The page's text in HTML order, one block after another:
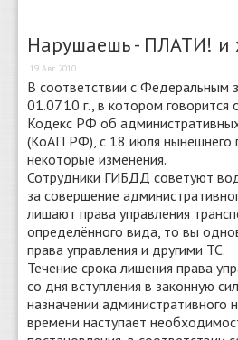
Справочник
Погода
О сайте
Нарушаешь - ПЛАТИ! и
19 Авг 2010
В соответствии с
01.07.10 г., в котором говорится
Кодекс РФ об
(КоАП РФ), с 18 июля нынешнего
некоторые изменения.
Сотрудники ГИБДД советуют
за совершение
лишают права управления
определённого вида, то вы
права управления и другими ТС.
Течение срока лишения права
со дня вступления в законную
назначении административного
времени наступает